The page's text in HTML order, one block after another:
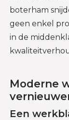
boterham
geen enkel
in de
Moderne
Een